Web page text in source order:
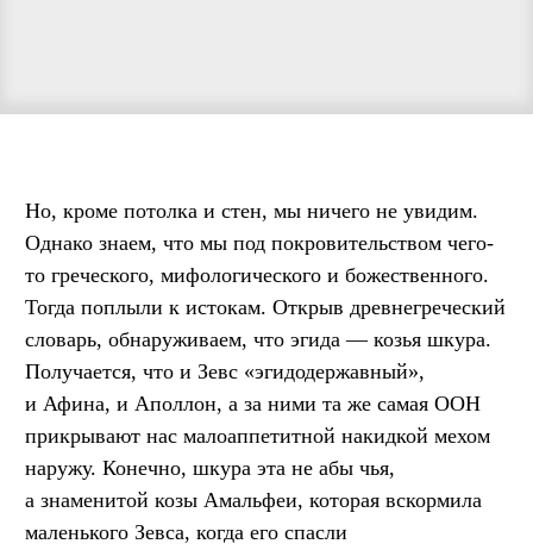
Но, кроме потолка и стен, мы ничего не увидим.
Однако знаем, что мы под покровительством чего-
то греческого, мифологического и божественного.
Тогда поплыли к истокам. Открыв древнегреческий
словарь, обнаруживаем, что эгида — козья шкура.
Получается, что и Зевс «эгидодержавный»,
и Афина, и Аполлон, а за ними та же самая ООН
прикрывают нас малоаппетитной накидкой мехом
наружу. Конечно, шкура эта не абы чья,
а знаменитой козы Амальфеи, которая вскормила
маленького Зевса, когда его спасли